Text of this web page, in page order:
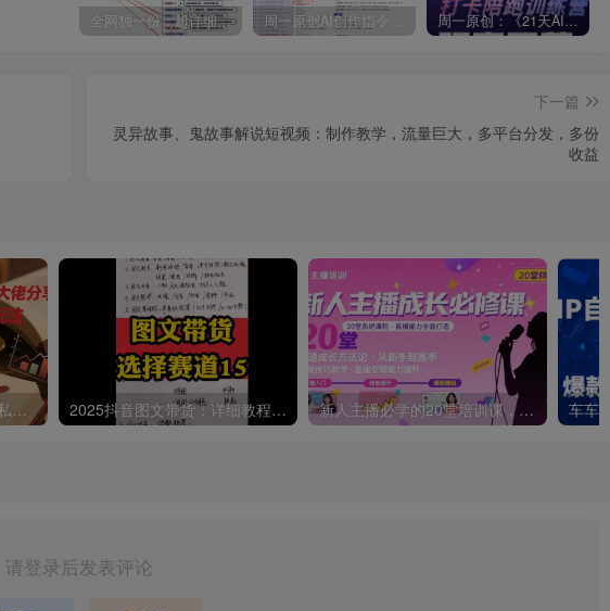
全网独一份：超详细的40+个自媒体赛道领域解析手册，让你的内容创作不再局限！ 周一原创AI创作指令词：30+个领域赛道的创作提示词集合 周一原创：《21天AI写作打卡陪跑训练营》全部内容讲解！（网站会员免费学习…）
下一篇
灵异故事、鬼故事解说短视频：制作教学，流量巨大，多平台分发，多份
收益
右豹：小说推文收益10W+私董会大佬分享，虐文40秒番茄小说玩法 2025抖音图文带货：详细教程，账号装修定位，素材获取技巧，挂车变现方法… 新人主播必学的20堂培训课，帮你直播能力快速打造的实操方法
请登录后发表评论